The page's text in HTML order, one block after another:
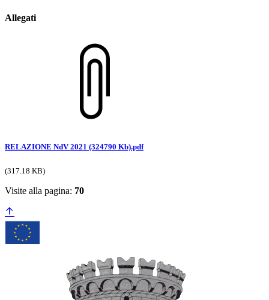
Allegati
RELAZIONE NdV 2021 (324790 Kb).pdf
(317.18 KB)
Visite alla pagina: 70